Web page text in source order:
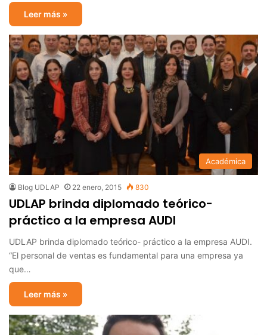
Leer más »
Académica
Blog UDLAP 22 enero, 2015 830
UDLAP brinda diplomado teórico-
práctico a la empresa AUDI
UDLAP brinda diplomado teórico- práctico a la empresa AUDI.
“El personal de ventas es fundamental para una empresa ya
que…
Leer más »